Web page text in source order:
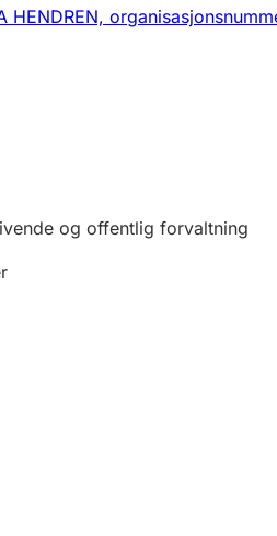
HENDREN,
og offentlig forvaltning